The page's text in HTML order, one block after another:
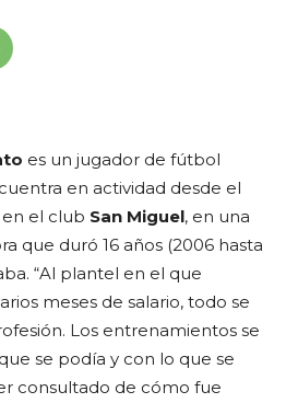
es un jugador de fútbol
en actividad desde el
el club San Miguel, en una
que duró 16 años (2006 hasta
“Al plantel en el que
meses de salario, todo se
Los entrenamientos se
se podía y con lo que se
consultado de cómo fue